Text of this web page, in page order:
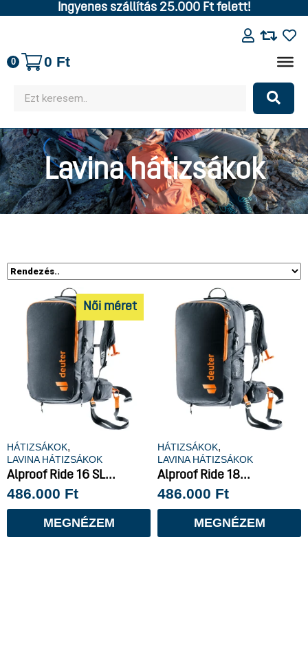
Ingyenes szállítás 25.000 Ft felett!
0 0 Ft
Lavina hátizsákok
Női méret
HÁTIZSÁKOK,
LAVINA HÁTIZSÁKOK
Alproof Ride 16 SL...
486.000 Ft
MEGNÉZEM
HÁTIZSÁKOK,
LAVINA HÁTIZSÁKOK
Alproof Ride 18...
486.000 Ft
MEGNÉZEM